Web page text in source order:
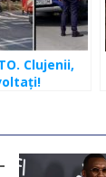
Clujenii,
șoferul
–